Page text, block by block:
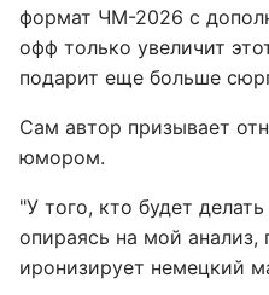
формат ЧМ-2026 с
офф только увеличит
подарит еще больше
Сам автор призывает
юмором.
"У того, кто будет
опираясь на мой анализ,
иронизирует немецкий